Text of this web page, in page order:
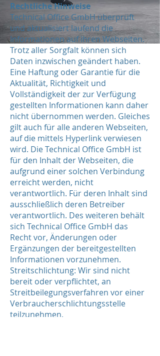
Rechtliche Hinweise
Technical Office GmbH überprüft
und aktualisiert laufend die
Informationen auf ihren Webseiten.
Trotz aller Sorgfalt können sich
Daten inzwischen geändert haben.
Eine Haftung oder Garantie für die
Aktualität, Richtigkeit und
Vollständigkeit der zur Verfügung
gestellten Informationen kann daher
nicht übernommen werden. Gleiches
gilt auch für alle anderen Webseiten,
auf die mittels Hyperlink verwiesen
wird. Die Technical Office GmbH ist
für den Inhalt der Webseiten, die
aufgrund einer solchen Verbindung
erreicht werden, nicht
verantwortlich. Für deren Inhalt sind
ausschließlich deren Betreiber
verantwortlich. Des weiteren behält
sich Technical Office GmbH das
Recht vor, Änderungen oder
Ergänzungen der bereitgestellten
Informationen vorzunehmen.
Streitschlichtung: Wir sind nicht
bereit oder verpflichtet, an
Streitbeilegungsverfahren vor einer
Verbraucherschlichtungsstelle
teilzunehmen.